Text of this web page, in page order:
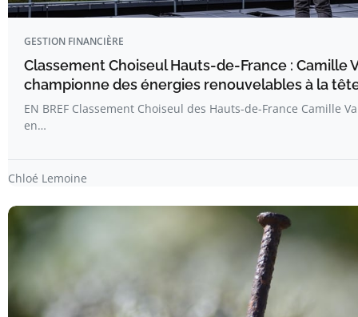
GESTION FINANCIÈRE
Classement Choiseul Hauts-de-France : Camille
championne des énergies renouvelables à la
EN BREF Classement Choiseul des Hauts-de-France Camille
en…
Chloé Lemoine